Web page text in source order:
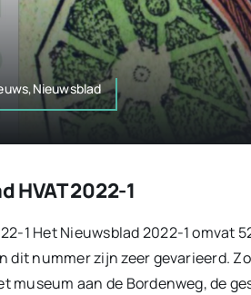
HVAT 2022-1
1 Het Nieuwsblad 2022-1 omvat
dit nummer zijn zeer gevarieerd.
museum aan de Bordenweg, de